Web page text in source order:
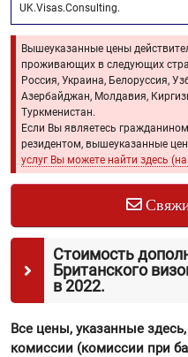
UK.Visas.Consulting.
Вышеуказанные цены
проживающих в следующих
Россия, Украина, Белоруссия,
Азербайджан, Молдавия,
Туркменистан.
Если Вы являетесь
резидентом, вышеуказанные
услуг Вы можете найти здесь
Стоимость
Британского
в 2022.
Все цены, указанные
комиссии (комиссии при